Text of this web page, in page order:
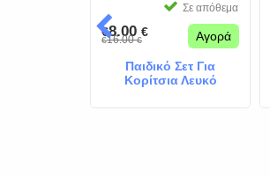
Σε απόθεμα
€8.00 €
€16.00€ Αγορά
Παιδικό Σετ Για
Κορίτσια Λευκό